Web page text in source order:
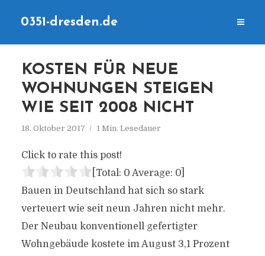
0351-dresden.de
KOSTEN FÜR NEUE
WOHNUNGEN STEIGEN
WIE SEIT 2008 NICHT
18. Oktober 2017 1 Min. Lesedauer
Click to rate this post!
[Total: 0 Average: 0]
Bauen in Deutschland hat sich so stark
verteuert wie seit neun Jahren nicht mehr.
Der Neubau konventionell gefertigter
Wohngebäude kostete im August 3,1 Prozent